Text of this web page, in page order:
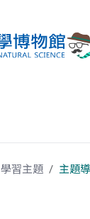
學習主題 主題